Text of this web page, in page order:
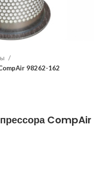
98262-162
CompAir